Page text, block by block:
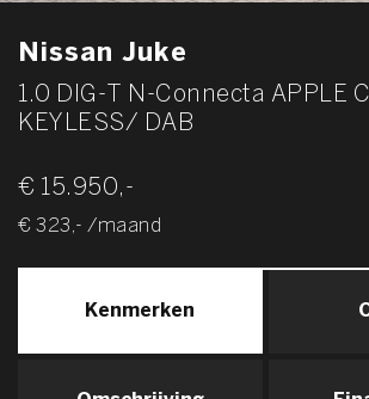
Nissan Juke
1.0 DIG-T N-Connecta APPLE
KEYLESS/ DAB
€ 15.950,-
€ 323,- /maand
Kenmerken